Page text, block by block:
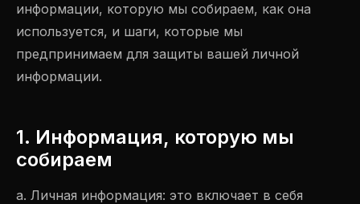
информации, которую мы собираем, как она
используется, и шаги, которые мы
предпринимаем для защиты вашей личной
информации.
1. Информация, которую мы
собираем
a. Личная информация: это включает в себя